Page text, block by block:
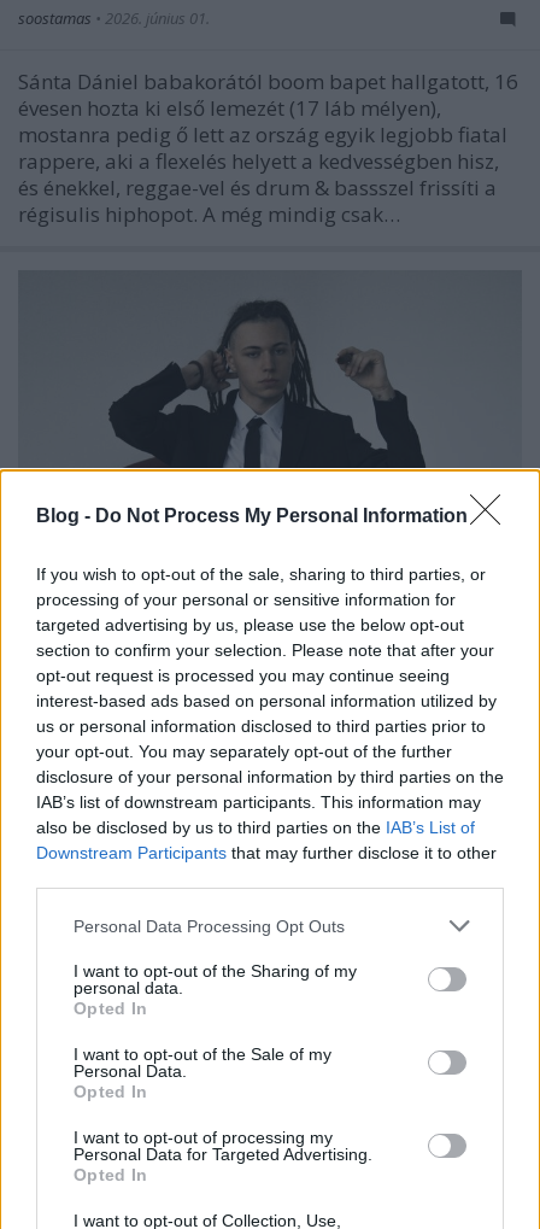
Blog - Do Not Process My Personal Information
If you wish to opt-out of the sale, sharing to third parties, or
processing of your personal or sensitive information for
targeted advertising by us, please use the below opt-out
section to confirm your selection. Please note that after your
opt-out request is processed you may continue seeing
interest-based ads based on personal information utilized by
us or personal information disclosed to third parties prior to
your opt-out. You may separately opt-out of the further
disclosure of your personal information by third parties on the
IAB’s list of downstream participants. This information may
also be disclosed by us to third parties on the IAB’s List of
Downstream Participants that may further disclose it to other
Please note that this website/app uses one or more Google
not limited to your visit or usage behaviour. You may click to
grant or deny consent to Google and its third-party tags to
use your data for below specified purposes in below Google
consent section.
Personal Data Processing Opt Outs
I want to opt-out of the Sharing of my
personal data.
Opted In
I want to opt-out of the Sale of my
Personal Data.
Opted In
I want to opt-out of processing my
Personal Data for Targeted Advertising.
Opted In
I want to opt-out of Collection, Use,
soostamas • 2026. június 01.
Sánta Dániel babakorától boom bapet hallgatott, 16
évesen hozta ki első lemezét (17 láb mélyen),
mostanra pedig ő lett az ország egyik legjobb fiatal
rappere, aki a flexelés helyett a kedvességben hisz,
és énekkel, reggae-vel és drum & bassszel frissíti a
régisulis hiphopot. A még mindig csak…
„Minden másodperc ítélet, egy élet a
semmié lett” – itt van Gently da
Spittah’ új dala, a Levegő
srecorder•2026. május 22.
Megérkezett a májusi Recorder címlapjára került
rapper, Gently da Spittah' legújabb dala: a Levegő a